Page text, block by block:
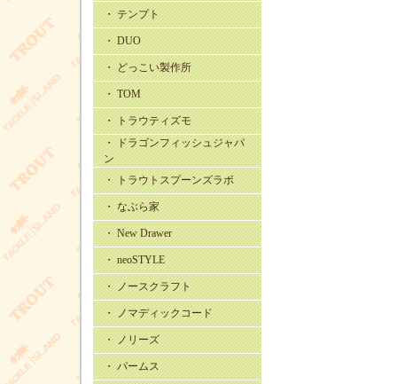
・ テンプト
・ DUO
・ どっこい製作所
・ TOM
・ トラウティズモ
・ ドラゴンフィッシュジャパ
ン
・ トラウトスプーンズラボ
・ なぶら家
・ New Drawer
・ neoSTYLE
・ ノースクラフト
・ ノマディックコード
・ ノリーズ
・ パームス